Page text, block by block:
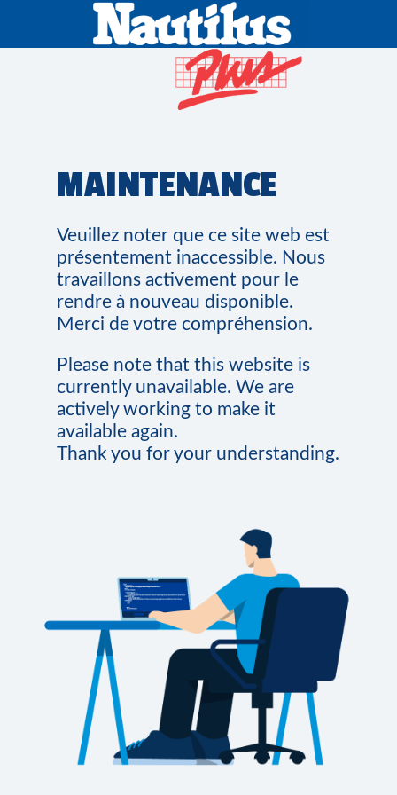
MAINTENANCE
Veuillez noter que ce site web est
présentement inaccessible. Nous
travaillons activement pour le
rendre à nouveau disponible.
Merci de votre compréhension.
Please note that this website is
currently unavailable. We are
actively working to make it
available again.
Thank you for your understanding.